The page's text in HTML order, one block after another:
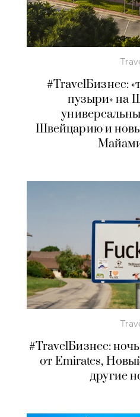
#TravelБизнес:
пузыри» на
Швейцарию и
#TravelБизнес:
от Emirates,
другие